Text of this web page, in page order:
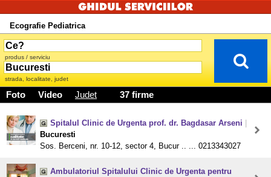
Ecografie Pediatrica
produs / serviciu
strada, localitate, judet
Foto Video Judet 37 firme
Spitalul Clinic de Urgenta prof. dr. Bagdasar Arseni
Bucuresti
Sos. Berceni, nr. 10-12, sector 4, Bucur .. ... 0213343027
Ambulatoriul Spitalului Clinic de Urgenta pentru